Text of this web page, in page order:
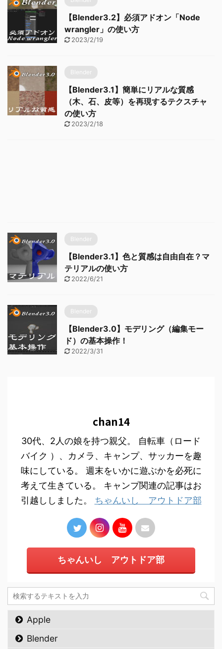
【Blender3.2】必須アドオン「Node
wrangler」の使い方
2023/2/19
Blender
【Blender3.1】簡単にリアルな質感
（木、石、皮等）を再現するテクスチャ
の使い方
2023/2/18
Blender
【Blender3.1】色と質感は自由自在？マ
テリアルの使い方
2022/6/21
Blender
【Blender3.0】モデリング（編集モー
ド）の基本操作！
2022/3/31
chan14
30代、2人の娘を持つ親父。 自転車（ロード
バイク ）、カメラ、キャンプ、サッカーを趣
味にしている。 週末をいかに遊ぶかを必死に
考えて生きている。 キャンプ関連の記事はお
引越ししました。 ちゃんいし アウトドア部
ちゃんいし アウトドア部
Apple
Blender